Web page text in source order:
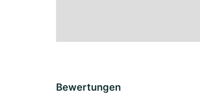
Bewertungen